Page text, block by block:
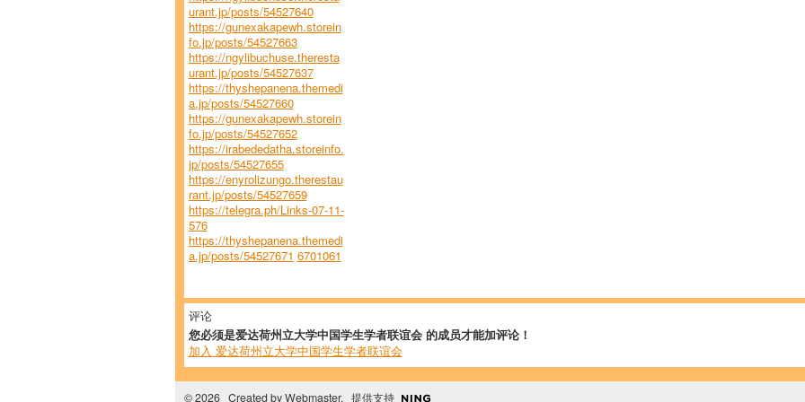
urant.jp/posts/54527640
https://gunexakapewh.storein
fo.jp/posts/54527663
https://ngylibuchuse.theresta
urant.jp/posts/54527637
https://thyshepanena.themedi
a.jp/posts/54527660
https://gunexakapewh.storein
fo.jp/posts/54527652
https://irabededatha.storeinfo.
jp/posts/54527655
https://enyrolizungo.therestau
rant.jp/posts/54527659
https://telegra.ph/Links-07-11-
576
https://thyshepanena.themedi
a.jp/posts/54527671 6701061
评论
您必须是爱达荷州立大学中国学生学者联谊会 的成员才能加评论！
加入 爱达荷州立大学中国学生学者联谊会
© 2026 Created byWebmaster. 提供支持